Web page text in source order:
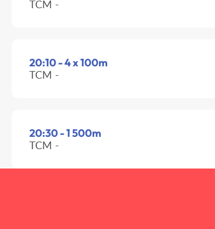
TCM -
20:10 - 4 x 100m
TCM -
20:30 - 1 500m
TCM -